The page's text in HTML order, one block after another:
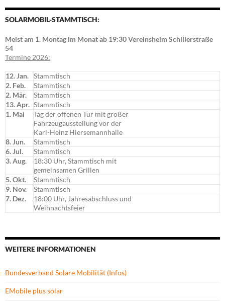
SOLARMOBIL-STAMMTISCH:
Meist am 1. Montag im Monat ab 19:30 Vereinsheim Schillerstraße
54
Termine 2026:
12. Jan. Stammtisch
2. Feb.
Stammtisch
2. Mär.
Stammtisch
13. Apr. Stammtisch
1. Mai
Tag der offenen Tür mit großer
Fahrzeugausstellung vor der
Karl-Heinz Hiersemannhalle
8. Jun.
Stammtisch
6. Jul.
Stammtisch
3. Aug.
18:30 Uhr, Stammtisch mit
gemeinsamen Grillen
5. Okt.
Stammtisch
9. Nov.
Stammtisch
7. Dez.
18:00 Uhr, Jahresabschluss und
Weihnachtsfeier
WEITERE INFORMATIONEN
Bundesverband Solare Mobilität (Infos)
EMobile plus solar